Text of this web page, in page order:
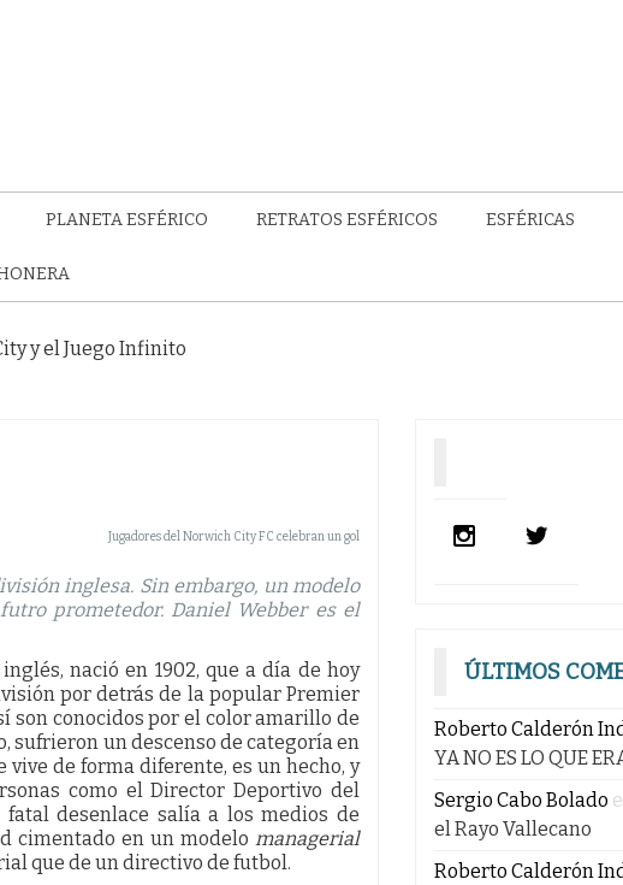
PLANETA ESFÉRICO RETRATOS ESFÉRICOS ESFÉRICAS
y el Juego Infinito
Jugadores del Norwich City FC celebran un gol
inglesa. Sin embargo, un modelo
prometedor. Daniel Webber es el
nació en 1902, que a día de hoy
por detrás de la popular Premier
son conocidos por el color amarillo de
sufrieron un descenso de categoría en
de forma diferente, es un hecho, y
como el Director Deportivo del
desenlace salía a los medios de
cimentado en un modelo managerial
que de un directivo de futbol.
ÚLTIMOS
Roberto Calderón
YA NO ES LO QUE
Sergio Cabo Bolado
el Rayo Vallecano
Roberto Calderón